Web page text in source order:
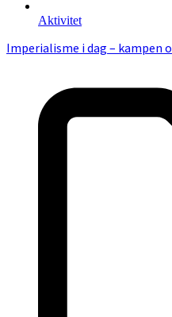
Aktivitet
Imperialisme i dag – kampen